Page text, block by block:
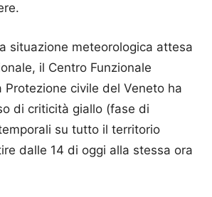
situazione meteorologica attesa
il Centro Funzionale
Protezione civile del Veneto ha
di criticità giallo (fase di
su tutto il territorio
dalle 14 di oggi alla stessa ora